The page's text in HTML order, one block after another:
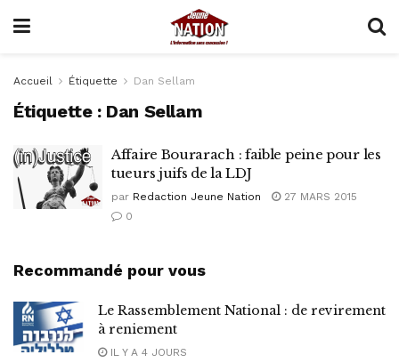
Accueil Étiquette Dan Sellam
Étiquette : Dan Sellam
Affaire Bourarach : faible peine pour les
tueurs juifs de la LDJ
par Redaction Jeune Nation
27 MARS 2015
0
Recommandé pour vous
Le Rassemblement National : de revirement
à reniement
IL Y A 4 JOURS